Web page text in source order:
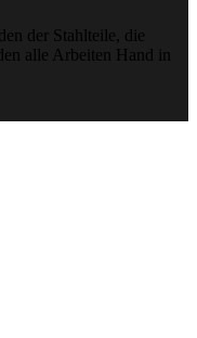
der Stahlteile, die
alle Arbeiten Hand in